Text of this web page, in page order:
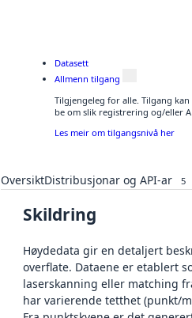
Datasett
Allmenn tilgang
Tilgjengeleg for alle. Tilgang
be om slik registrering og/eller
Les meir om tilgangsnivå her
OversiktDistribusjonar og API-ar 5
Skildring
Høydedata gir en detaljert
overflate. Dataene er etablert
laserskanning eller matching
har varierende tetthet (punkt/